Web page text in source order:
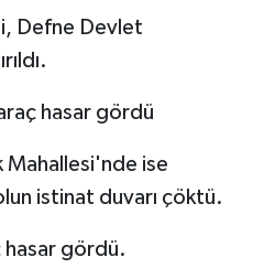
Defne Devlet
hasar gördü
Mahallesi'nde ise
istinat duvarı çöktü.
hasar gördü.